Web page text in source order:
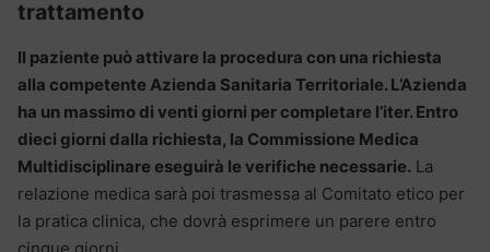
trattamento
Il paziente può attivare la procedura con una richiesta
alla competente Azienda Sanitaria Territoriale. L’Azienda
ha un massimo di venti giorni per completare l’iter. Entro
dieci giorni dalla richiesta, la Commissione Medica
Multidisciplinare eseguirà le verifiche necessarie. La
relazione medica sarà poi trasmessa al Comitato etico per
la pratica clinica, che dovrà esprimere un parere entro